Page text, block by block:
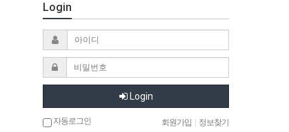
Login
Login
자동로그인 회원가입 정보찾기